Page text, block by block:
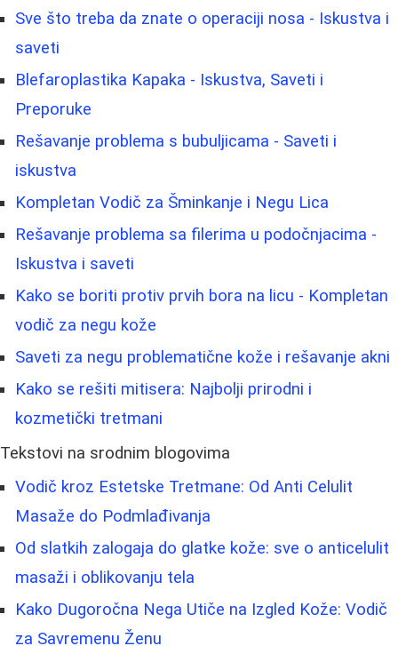
Sve što treba da znate o operaciji nosa - Iskustva i
saveti
Blefaroplastika Kapaka - Iskustva, Saveti i
Preporuke
Rešavanje problema s bubuljicama - Saveti i
iskustva
Kompletan Vodič za Šminkanje i Negu Lica
Rešavanje problema sa filerima u podočnjacima -
Iskustva i saveti
Kako se boriti protiv prvih bora na licu - Kompletan
vodič za negu kože
Saveti za negu problematične kože i rešavanje akni
Kako se rešiti mitisera: Najbolji prirodni i
kozmetički tretmani
Tekstovi na srodnim blogovima
Vodič kroz Estetske Tretmane: Od Anti Celulit
Masaže do Podmlađivanja
Od slatkih zalogaja do glatke kože: sve o anticelulit
masaži i oblikovanju tela
Kako Dugoročna Nega Utiče na Izgled Kože: Vodič
za Savremenu Ženu